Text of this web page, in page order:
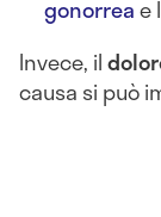
gonorreae
Invece, il
causa si può